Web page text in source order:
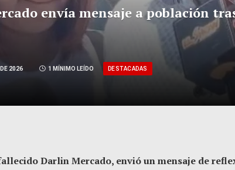
envía mensaje a población
2026 1 MÍNIMO LEÍDO DESTACADAS
Darlin Mercado, envió un mensaje de